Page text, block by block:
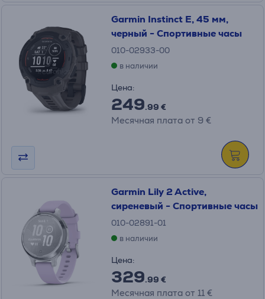
Garmin Instinct E, 45 мм,
черный - Спортивные часы
010-02933-00
в наличии
Цена:
249.99 €
Месячная плата от 9 €
Garmin Lily 2 Active,
сиреневый - Спортивные часы
010-02891-01
в наличии
Цена:
329.99 €
Месячная плата от 11 €